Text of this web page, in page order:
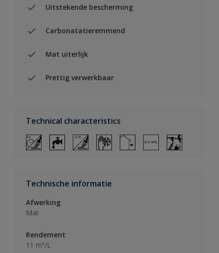
Uitstekende bescherming
Carbonatatieremmend
Mat uiterlijk
Prettig verwerkbaar
Technical characteristics
Technische informatie
Afwerking
Mat
Rendement
11 m²/L